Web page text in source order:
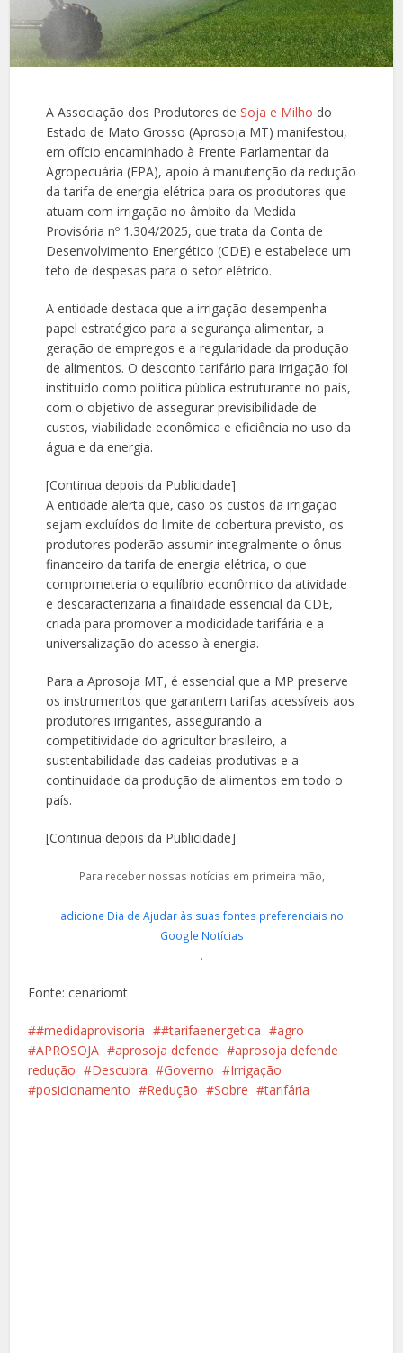
A Associação dos Produtores deSoja e Milho do
Estado de Mato Grosso (Aprosoja MT) manifestou,
em ofício encaminhado à Frente Parlamentar da
Agropecuária (FPA), apoio à manutenção da redução
da tarifa de energia elétrica para os produtores que
atuam com irrigação no âmbito da Medida
Provisória nº 1.304/2025, que trata da Conta de
Desenvolvimento Energético (CDE) e estabelece um
teto de despesas para o setor elétrico.
A entidade destaca que a irrigação desempenha
papel estratégico para a segurança alimentar, a
geração de empregos e a regularidade da produção
de alimentos. O desconto tarifário para irrigação foi
instituído como política pública estruturante no país,
com o objetivo de assegurar previsibilidade de
custos, viabilidade econômica e eficiência no uso da
água e da energia.
[Continua depois da Publicidade]
A entidade alerta que, caso os custos da irrigação
sejam excluídos do limite de cobertura previsto, os
produtores poderão assumir integralmente o ônus
financeiro da tarifa de energia elétrica, o que
comprometeria o equilíbrio econômico da atividade
e descaracterizaria a finalidade essencial da CDE,
criada para promover a modicidade tarifária e a
universalização do acesso à energia.
Para a Aprosoja MT, é essencial que a MP preserve
os instrumentos que garantem tarifas acessíveis aos
produtores irrigantes, assegurando a
competitividade do agricultor brasileiro, a
sustentabilidade das cadeias produtivas e a
continuidade da produção de alimentos em todo o
país.
[Continua depois da Publicidade]
Para receber nossas notícias em primeira mão,
adicione Dia de Ajudar às suas fontes preferenciais no
Google Notícias
.
Fonte: cenariomt
#medidaprovisoria #tarifaenergetica
agro
APROSOJA
aprosoja defende
aprosoja defende
redução
Descubra Governo
Irrigação
posicionamento
Redução Sobre tarifária